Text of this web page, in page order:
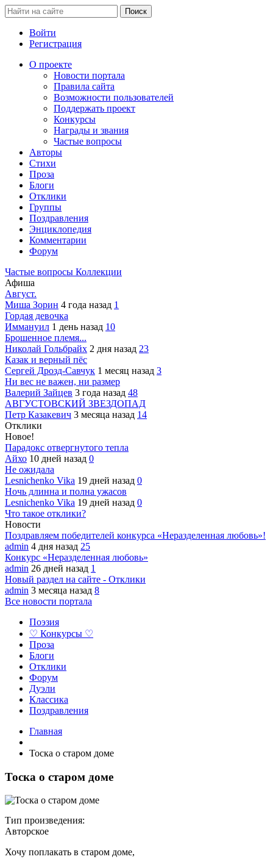
Войти
Регистрация
О проекте
Новости портала
Правила сайта
Возможности пользователей
Поддержать проект
Конкурсы
Награды и звания
Частые вопросы
Авторы
Стихи
Проза
Блоги
Отклики
Группы
Поздравления
Энциклопедия
Комментарии
Форум
Частые вопросы Коллекции
Афиша
Август.
Миша Зорин 4 года назад 1
Гордая девочка
Иммануил 1 день назад 10
Брошенное племя...
Николай Гольбрайх 2 дня назад 23
Казак и верный пёс
Сергей Дрозд-Савчук 1 месяц назад 3
Ни вес не важен, ни размер
Валерий Зайцев 3 года назад 48
АВГУСТОВСКИЙ ЗВЕЗДОПАД
Петр Казакевич 3 месяца назад 14
Отклики
Новое!
Парадокс отвергнутого тепла
Айхо 10 дней назад 0
Не ожидала
Lesnichenko Vika 19 дней назад 0
Ночь длинна и полна ужасов
Lesnichenko Vika 19 дней назад 0
Что такое отклики?
Новости
Поздравляем победителей конкурса «Неразделенная любовь»!
admin 4 дня назад 25
Конкурс «Неразделенная любовь»
admin 26 дней назад 1
Новый раздел на сайте - Отклики
admin 3 месяца назад 8
Все новости портала
Поэзия
♡ Конкурсы ♡
Проза
Блоги
Отклики
Форум
Дуэли
Классика
Поздравления
Главная
Тоска о старом доме
Тоска о старом доме
Тип произведения:
Авторское
Хочу поплакать в старом доме,